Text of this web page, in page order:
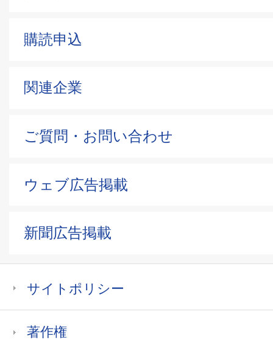
購読申込
関連企業
ご質問・お問い合わせ
ウェブ広告掲載
新聞広告掲載
サイトポリシー
著作権